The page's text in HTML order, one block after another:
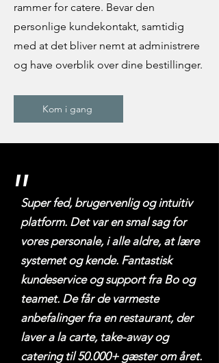
rammer for catere. Bevar den
personlige kundekontakt, samtidig
med at det bliver nemt at administrere
og have overblik over dine bestillinger.
Kom i gang
"Super fed, brugervenlig og intuitiv
platform. Det var en smal sag for
vores personale, i alle aldre, at lære
systemet og kende. Fantastisk
kundeservice og support fra Bo og
teamet. De får de varmeste
anbefalinger fra en restaurant, der
laver a la carte, take-away og
catering til 50.000+ gæster om året.